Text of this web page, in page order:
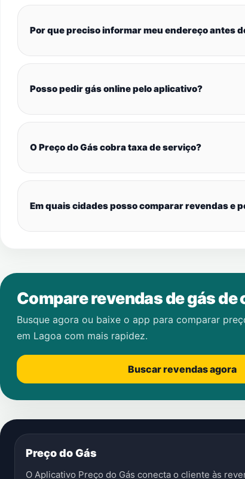
Por que preciso informar meu endereço antes
Posso pedir gás online pelo aplicativo?
O Preço do Gás cobra taxa de serviço?
Em quais cidades posso comparar revendas e
Compare revendas de gás
Busque agora ou baixe o app para comparar
em Lagoa com mais rapidez.
Buscar revendas agora
Preço do Gás
O Aplicativo Preço do Gás conecta o cliente às